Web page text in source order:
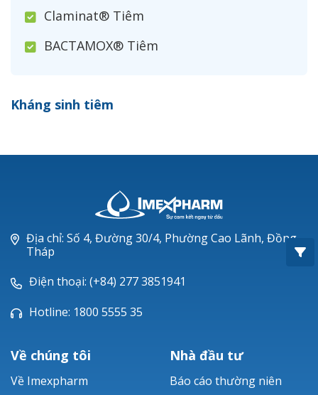
Claminat® Tiêm
BACTAMOX® Tiêm
Ceftizoxim®
Piperacillin
Ticarlinat®
Zobacta®
Bacsulfo®
Kháng sinh tiêm
Địa chỉ: Số 4, Đường 30/4, Phường Cao Lãnh, Đồng
Tháp
Điện thoại: (+84) 277 3851941
Hotline: 1800 5555 35
Về chúng tôi
Về Imexpharm
Nhà đầu tư
Báo cáo thường niên